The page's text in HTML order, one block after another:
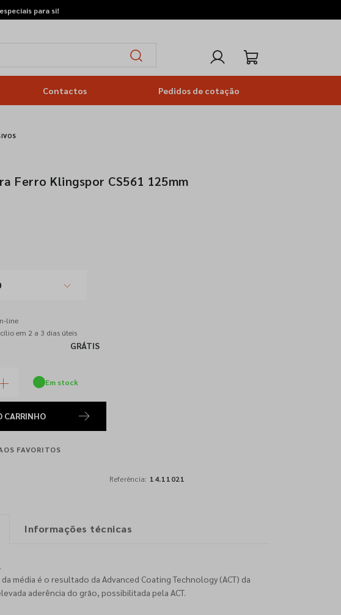
para si!
Contactos Pedidos de cotação
Ferro Klingspor CS561 125mm
line
em 2 a 3 dias úteis
GRÁTIS
Em stock
CARRINHO
FAVORITOS
Referência: 14.11021
Informações técnicas
média é o resultado da Advanced Coating Technology (ACT) da
aderência do grão, possibilitada pela ACT.